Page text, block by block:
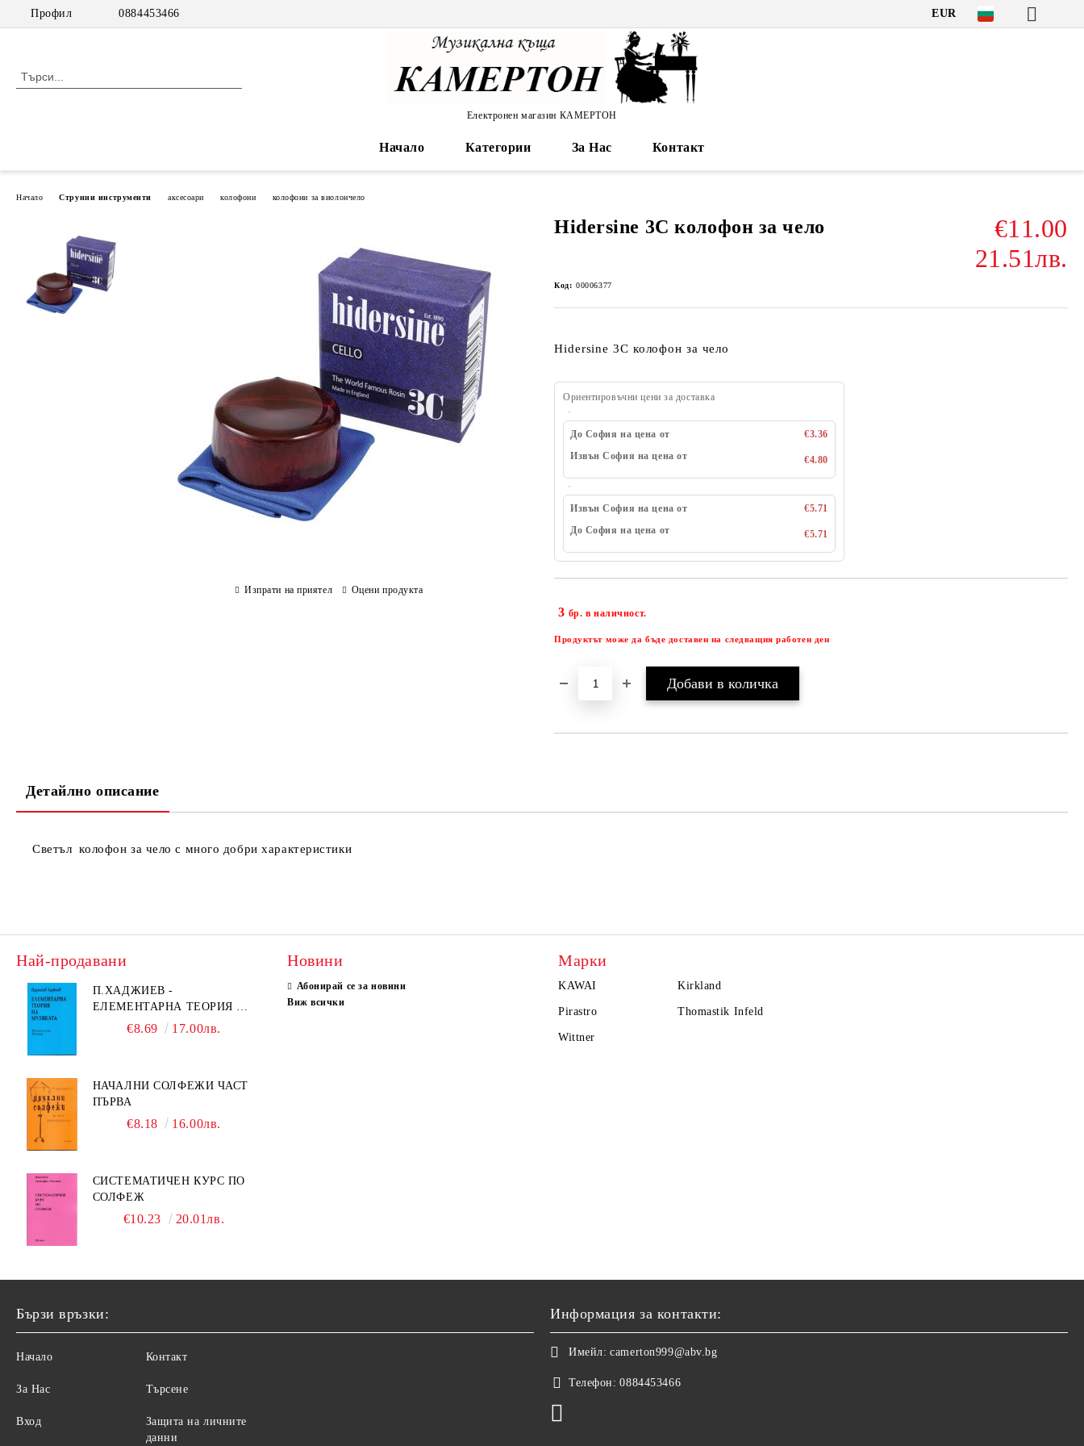
Профил 0884453466 EUR
Електронен магазин КАМЕРТОН
Начало Категории За Нас Контакт
Начало Струнни инструменти аксесоари колофони колофони за виолончело
Hidersine 3C колофон за чело
€11.00
21.51лв.
Код: 00006377
Hidersine 3C колофон за чело
Ориентировъчни цени за доставка
До София на цена от
€3.36
Извън София на цена от
€4.80
Извън София на цена от
€5.71
До София на цена от
€5.71
3 бр. в наличност.
Продуктът може да бъде доставен на следващия работен ден
Изпрати на приятел Оцени продукта
Детайлно описание
Светъл колофон за чело с много добри характеристики
Най-продавани
П.ХАДЖИЕВ -
ЕЛЕМЕНТАРНА ТЕОРИЯ НА
МУЗИКАТА
€8.69 17.00лв.
НАЧАЛНИ СОЛФЕЖИ ЧАСТ
ПЪРВА
€8.18 16.00лв.
СИСТЕМАТИЧЕН КУРС ПО
СОЛФЕЖ
€10.23 20.01лв.
Новини
Абонирай се за новини
Виж всички
Марки
KAWAI Kirkland
Pirastro Thomastik Infeld
Wittner
Бързи връзки:
Начало
За Нас
Вход
Контакт
Търсене
Защита на личните
данни
Информация за контакти:
Имейл: camerton999@abv.bg
Телефон: 0884453466